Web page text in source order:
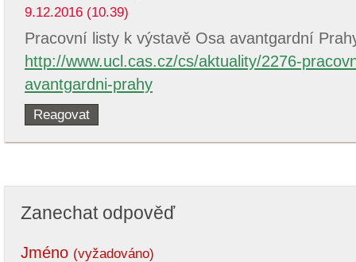
9.12.2016 (10.39)
Pracovní listy k výstavě Osa avantgardní
http://www.ucl.cas.cz/cs/aktuality/2276-
avantgardni-prahy
Reagovat
Zanechat odpověď
Jméno (vyžadováno)